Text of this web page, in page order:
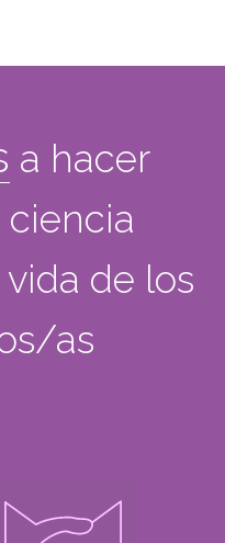
a hacer
ciencia
de los
as